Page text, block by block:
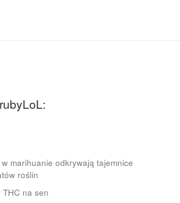
marihuanie odkrywają tajemnice
roślin
na sen